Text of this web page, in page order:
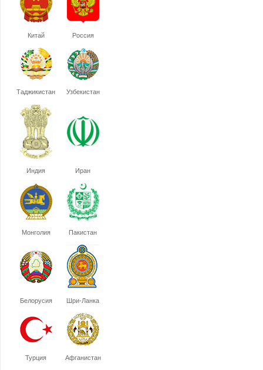
Китай Россия
Таджикистан Узбекистан
Индия Иран
Монголия Пакистан
Белорусия Шри-Ланка
Турция Афганистан